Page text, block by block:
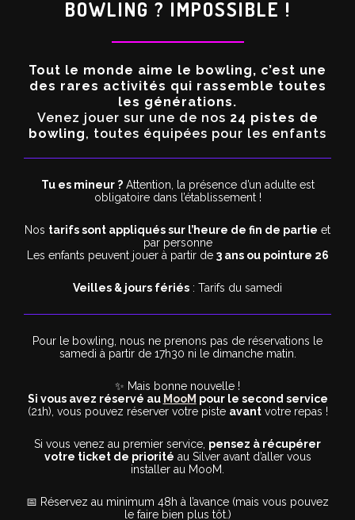
BOWLING ? IMPOSSIBLE !
Tout le monde aime le bowling, c’est une
des rares activités qui rassemble toutes
les générations.
Venez jouer sur une de nos 24 pistes de
bowling, toutes équipées pour les enfants
Tu es mineur ?Attention, la présence d’un adulte est
obligatoire dans l’établissement !
Nos tarifs sont appliqués sur l’heure de fin de partie et
par personne
Les enfants peuvent jouer à partir de 3 ans ou pointure 26
Veilles & jours fériés : Tarifs du samedi
Pour le bowling, nous ne prenons pas de réservations le
samedi à partir de 17h30 ni le dimanche matin.
✨ Mais bonne nouvelle !
Si vous avez réservé au MooM pour le second service
(21h), vous pouvez réserver votre piste avantvotre repas !
Si vous venez au premier service, pensez à récupérer
votre ticket de priorité au Silver avant d’aller vous
installer au MooM.
📅 Réservez au minimum 48h à l’avance (mais vous pouvez
le faire bien plus tôt.)